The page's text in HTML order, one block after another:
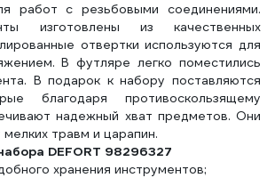
работ с резьбовыми соединениями.
изготовлены из качественных
отвертки используются для
В футляре легко поместились
В подарок к набору поставляются
благодаря противоскользящему
надежный хват предметов. Они
травм и царапин.
DEFORT 98296327
хранения инструментов;